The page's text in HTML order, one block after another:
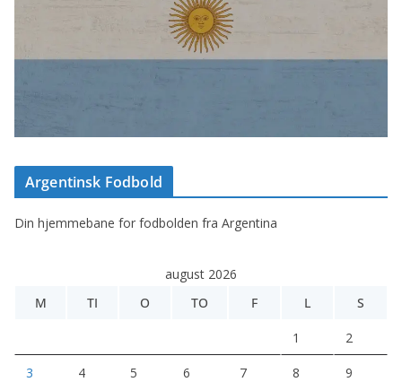
Argentinsk Fodbold
Din hjemmebane for fodbolden fra Argentina
august 2026
M
TI O TO F L S
1 2
3 4 5 6 7 8 9